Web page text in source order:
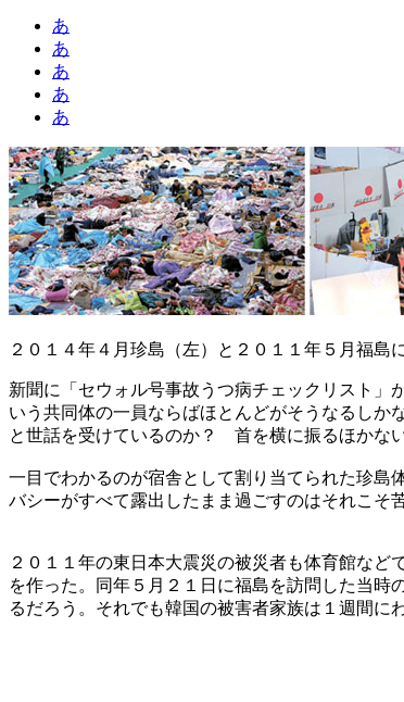
あ
あ
あ
あ
あ
２０１４年４月珍島（左）と２０１１年５月福島
新聞に「セウォル号事故うつ病チェックリスト」
いう共同体の一員ならばほとんどがそうなるしか
と世話を受けているのか？ 首を横に振るほかな
一目でわかるのが宿舎として割り当てられた珍島
バシーがすべて露出したまま過ごすのはそれこそ
２０１１年の東日本大震災の被災者も体育館な
を作った。同年５月２１日に福島を訪問した当
るだろう。それでも韓国の被害者家族は１週間に